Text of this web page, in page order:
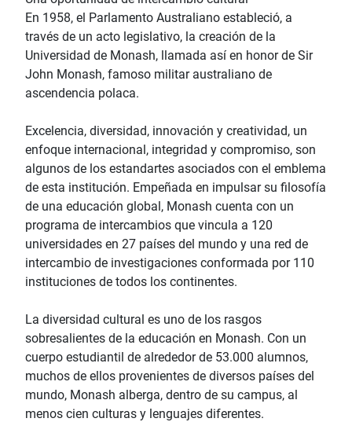
En 1958, el Parlamento Australiano estableció, a
través de un acto legislativo, la creación de la
Universidad de Monash, llamada así en honor de Sir
John Monash, famoso militar australiano de
ascendencia polaca.
Excelencia, diversidad, innovación y creatividad, un
enfoque internacional, integridad y compromiso, son
algunos de los estandartes asociados con el emblema
de esta institución. Empeñada en impulsar su filosofía
de una educación global, Monash cuenta con un
programa de intercambios que vincula a 120
universidades en 27 países del mundo y una red de
intercambio de investigaciones conformada por 110
instituciones de todos los continentes.
La diversidad cultural es uno de los rasgos
sobresalientes de la educación en Monash. Con un
cuerpo estudiantil de alrededor de 53.000 alumnos,
muchos de ellos provenientes de diversos países del
mundo, Monash alberga, dentro de su campus, al
menos cien culturas y lenguajes diferentes.